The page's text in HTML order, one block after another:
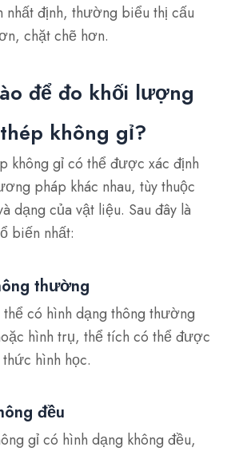
nhất định, thường biểu thị cấu
chặt chẽ hơn.
để đo khối lượng
không gỉ?
không gỉ có thể được xác định
pháp khác nhau, tùy thuộc
dạng của vật liệu. Sau đây là
biến nhất:
thường
có hình dạng thông thường
hình trụ, thể tích có thể được
hình học.
đều
gỉ có hình dạng không đều,